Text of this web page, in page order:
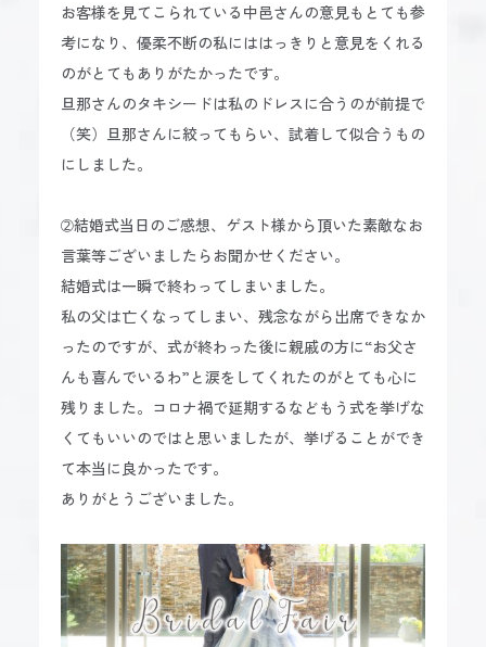
お客様を見てこられている中邑さんの意見もとても参
考になり、優柔不断の私にははっきりと意見をくれる
のがとてもありがたかったです。
旦那さんのタキシードは私のドレスに合うのが前提で
（笑）旦那さんに絞ってもらい、試着して似合うもの
にしました。
➁結婚式当日のご感想、ゲスト様から頂いた素敵なお
言葉等ございましたらお聞かせください。
結婚式は一瞬で終わってしまいました。
私の父は亡くなってしまい、残念ながら出席できなか
ったのですが、式が終わった後に親戚の方に“お父さ
んも喜んでいるわ”と涙をしてくれたのがとても心に
残りました。コロナ禍で延期するなどもう式を挙げな
くてもいいのではと思いましたが、挙げることができ
て本当に良かったです。
ありがとうございました。